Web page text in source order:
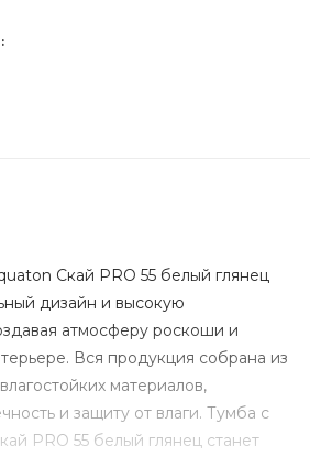
Скай PRO 55 белый глянец
дизайн и высокую
атмосферу роскоши и
Вся продукция собрана из
материалов,
и защиту от влаги. Тумба с
PRO 55 белый глянец станет